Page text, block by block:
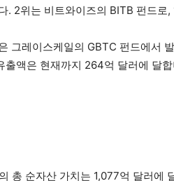
. 2위는 비트와이즈의 BITB 펀드로
그레이스케일의 GBTC 펀드에서
출액은 현재까지 264억 달러에 달
총 순자산 가치는 1,077억 달러에